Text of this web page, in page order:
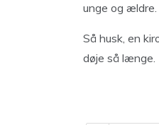
unge og
Så husk, en
døje så længe.